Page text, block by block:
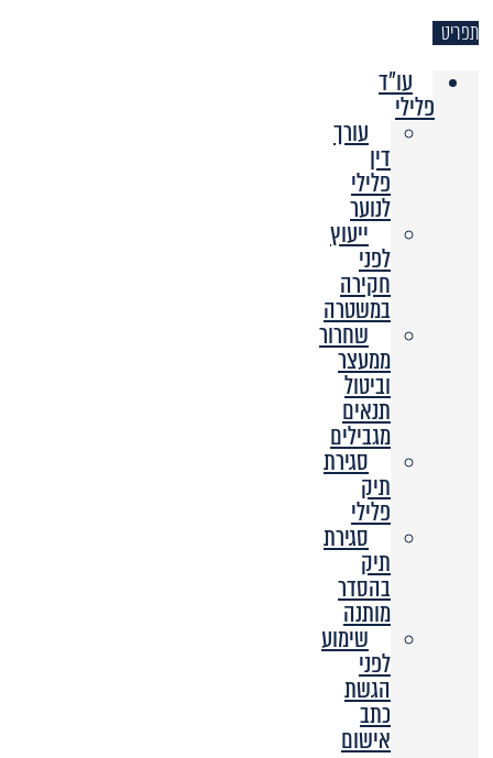
תפריט
עו"ד
פלילי
עורך
דין
פלילי
לנוער
ייעוץ
לפני
חקירה
במשטרה
שחרור
ממעצר
וביטול
תנאים
מגבילים
סגירת
תיק
פלילי
סגירת
תיק
בהסדר
מותנה
שימוע
לפני
הגשת
כתב
אישום